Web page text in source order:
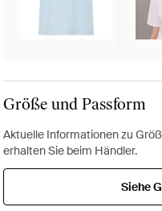
Größe und Passform
Aktuelle Informationen zu
erhalten Sie beim Händler.
Siehe